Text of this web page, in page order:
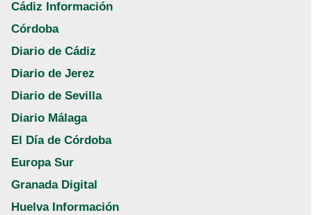
Cádiz Información
Córdoba
Diario de Cádiz
Diario de Jerez
Diario de Sevilla
Diario Málaga
El Día de Córdoba
Europa Sur
Granada Digital
Huelva Información